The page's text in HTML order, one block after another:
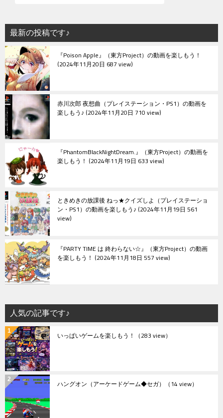
最新の投稿です♪
『Poison Apple』（東方Project）の動画を楽しもう！
2024年11月20日 687 view
赤川次郎 夜想曲（プレイステーション・PS1）の動画を
楽しもう♪ 2024年11月20日 710 view
『PhantomBlackNightDream.』（東方Project）の動画を
楽しもう！ 2024年11月19日 633 view
ときめきの放課後 ねっ★クイズしよ（プレイステーショ
ン・PS1）の動画を楽しもう♪ 2024年11月19日 561
view
『PARTY TIME は 終わらない☆』（東方Project）の動画
を楽しもう！ 2024年11月18日 557 view
人気の記事です♪
いっぱいゲームを楽しもう！ （283 view）
ハングオン（アーケードゲーム◆セガ） （14 view）